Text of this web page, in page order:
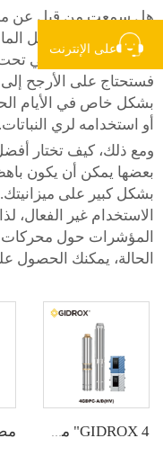
هل سمعت من قبل عن
ومماثل للإنسان لنقل
في منزل به بئر مائي
فستحتاج على الأرجح
بشكل خاص في الأيام
أو استخدامه لري النباتات.
ومع ذلك، كيف تختار
بعضها يمكن أن يكون
بشكل كبير على
الاستخدام غير
المؤشرات حول محركات
الحالة، يمكنك الحصول
GIDROX 4" مضخة شمسية بدون فرش AC/DC وفولتية واسعة مع مروحة بلاستيكية - 4GDPC-A/D(HV)
على الإنترنت